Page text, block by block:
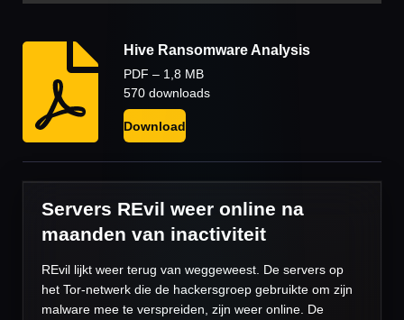
Hive Ransomware Analysis
PDF – 1,8 MB
570 downloads
Download
Servers REvil weer online na
maanden van inactiviteit
REvil lijkt weer terug van weggeweest. De servers op
het Tor-netwerk die de hackersgroep gebruikte om zijn
malware mee te verspreiden, zijn weer online. De